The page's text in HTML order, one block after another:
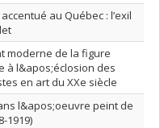
au Québec : l’exil
moderne de la figure
à l&apos;éclosion des
en art du XXe siècle
l&apos;oeuvre peint de
1919)